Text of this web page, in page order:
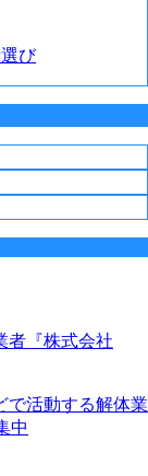
び
で活動する解体業
中